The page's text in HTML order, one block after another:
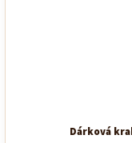
Dárková